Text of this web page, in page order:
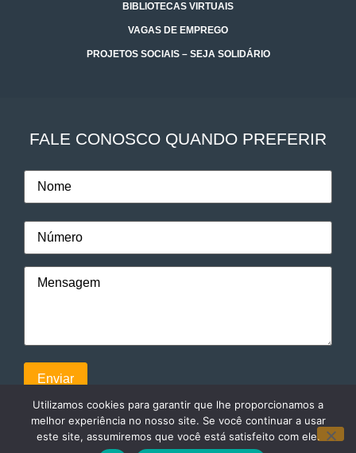
BIBLIOTECAS VIRTUAIS
VAGAS DE EMPREGO
PROJETOS SOCIAIS – SEJA SOLIDÁRIO
FALE CONOSCO QUANDO PREFERIR
Utilizamos cookies para garantir que lhe proporcionamos a
melhor experiência no nosso site. Se você continuar a usar
este site, assumiremos que você está satisfeito com ele.